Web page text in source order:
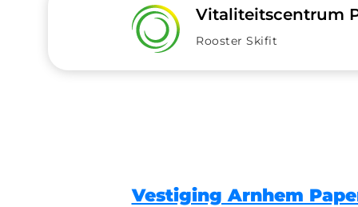
Vitaliteitscentrum
Rooster Skifit
Vestiging Arnhem